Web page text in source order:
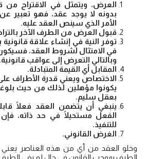
العرض، ويتمثل في الاقتراح
بدونه لا يوجد عقد، فهو تعبير عن
الأمر الذي سينص العقد عليه.
قبول العرض من الطرف الآخر
توفر النية في إنشاء علاقة
في الامتثال لشروط العقد،
وبالتالي التعرض إلى عواقب قانونية.
المقابل أي القيمة المتبادلة.
الاختصاص ويعني قدرة الأطراف
يكونوا مؤهلين لذلك من حيث
بعقل سليم.
ينبغي أن يتضمن العقد فعلًا
الفعل مستحيلًا في حد ذاته،
للتنفيذ.
الغرض القانوني.
وخلو العقد من أي من هذه العناصر يعني